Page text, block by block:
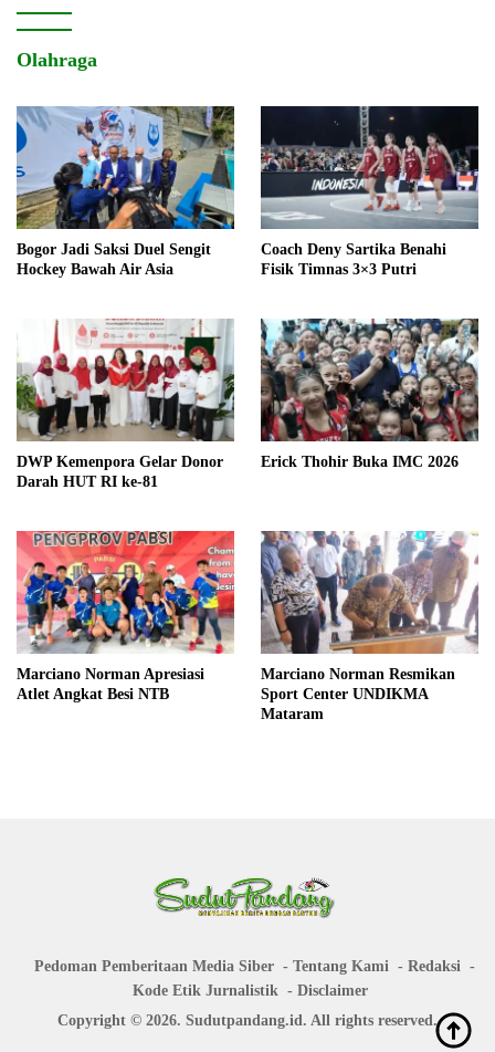
Olahraga
Bogor Jadi Saksi Duel Sengit
Hockey Bawah Air Asia
Coach Deny Sartika Benahi
Fisik Timnas 3×3 Putri
DWP Kemenpora Gelar Donor
Darah HUT RI ke-81
Erick Thohir Buka IMC 2026
Marciano Norman Apresiasi
Atlet Angkat Besi NTB
Marciano Norman Resmikan
Sport Center UNDIKMA
Mataram
Pedoman Pemberitaan Media Siber Tentang Kami
Redaksi
Kode Etik Jurnalistik
Disclaimer
Copyright © 2026. Sudutpandang.id. All rights reserved.